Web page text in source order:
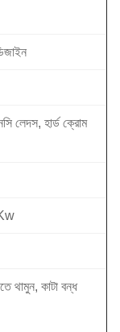
লেদস, হার্ড ক্রোম
থামুন, কাটা বন্ধ